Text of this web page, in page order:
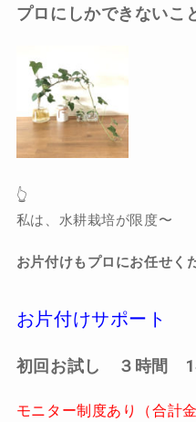
プロにしかできないこ
👆
私は、水耕栽培が限度〜
お片付けもプロにお任せく
お片付けサポート
初回お試し ３時間
モニター制度あり（合計